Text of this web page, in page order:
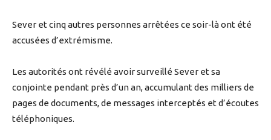
Sever et cinq autres personnes arrêtées ce soir-là ont été
accusées d’extrémisme.
Les autorités ont révélé avoir surveillé Sever et sa
conjointe pendant près d’un an, accumulant des milliers de
pages de documents, de messages interceptés et d’écoutes
téléphoniques.